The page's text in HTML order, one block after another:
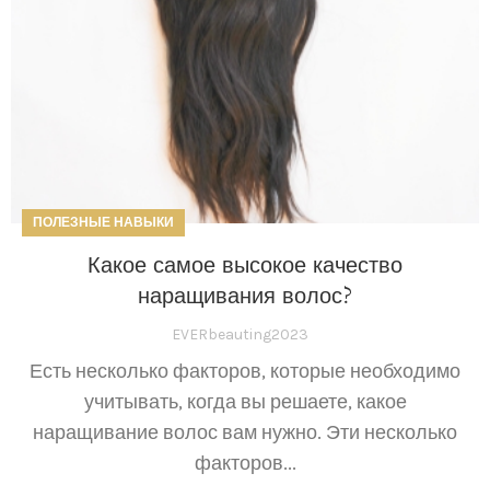
ПОЛЕЗНЫЕ НАВЫКИ
Какое самое высокое качество
наращивания волос?
EVERbeauting2023
Есть несколько факторов, которые необходимо
учитывать, когда вы решаете, какое
наращивание волос вам нужно. Эти несколько
факторов...